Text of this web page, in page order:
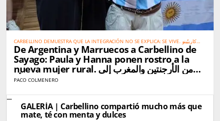
CARBELLINO DEMUESTRA QUE LA INTEGRACIÓN NO SE EXPLICA: SE VIVE. كاربيّينو
تُثبت أن الاندماج الحقيقي لا يحتاج إلى شرح… بل يُعاش
De Argentina y Marruecos a Carbellino de
Sayago: Paula y Hanna ponen rostro a la
nueva mujer rural. من الأرجنتين والمغرب إلى
كاربيّينو دي ساياغو: باولا وهناء تجسّدان صورة المرأة
PACO COLMENERO
GALERÍA | Carbellino compartió mucho más que
mate, té con menta y dulces